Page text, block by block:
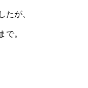
たが、
で。